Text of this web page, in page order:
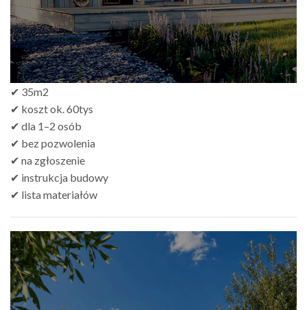
✔ 35m2
✔ koszt ok. 60tys
✔ dla 1–2 osób
✔ bez pozwolenia
✔ na zgłoszenie
✔ instrukcja budowy
✔ lista materiałów